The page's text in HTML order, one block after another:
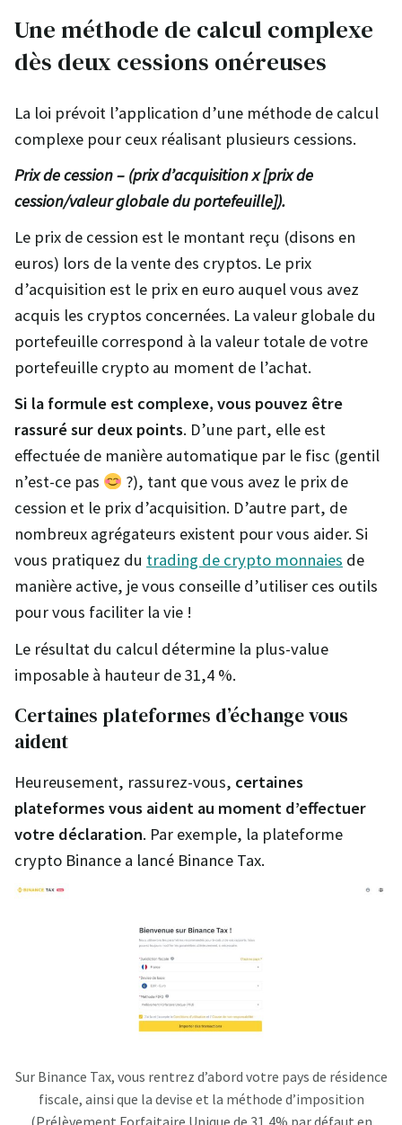
Une méthode de calcul complexe
dès deux cessions onéreuses
La loi prévoit l’application d’une méthode de calcul
complexe pour ceux réalisant plusieurs cessions.
Prix de cession – (prix d’acquisition x [prix de
cession/valeur globale du portefeuille]).
Le prix de cession est le montant reçu (disons en
euros) lors de la vente des cryptos. Le prix
d’acquisition est le prix en euro auquel vous avez
acquis les cryptos concernées. La valeur globale du
portefeuille correspond à la valeur totale de votre
portefeuille crypto au moment de l’achat.
Si la formule est complexe, vous pouvez être
rassuré sur deux points. D’une part, elle est
effectuée de manière automatique par le fisc (gentil
n’est-ce pas
?), tant que vous avez le prix de
cession et le prix d’acquisition. D’autre part, de
nombreux agrégateurs existent pour vous aider. Si
vous pratiquez du trading de crypto monnaies de
manière active, je vous conseille d’utiliser ces outils
pour vous faciliter la vie !
Le résultat du calcul détermine la plus-value
imposable à hauteur de 31,4 %.
Certaines plateformes d’échange vous
aident
Heureusement, rassurez-vous, certaines
plateformes vous aident au moment d’effectuer
votre déclaration. Par exemple, la plateforme
crypto Binance a lancé Binance Tax.
Sur Binance Tax, vous rentrez d’abord votre pays de résidence
fiscale, ainsi que la devise et la méthode d’imposition
(Prélèvement Forfaitaire Unique de 31,4% par défaut en